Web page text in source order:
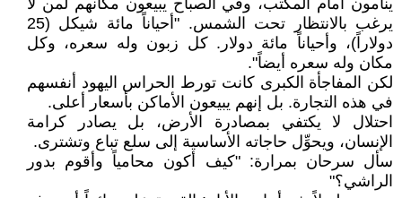
ينامون أمام المكتب، وفي الصباح يبيعون مكانهم لمن لا
يرغب بالانتظار تحت الشمس. "أحياناً مائة شيكل (25
دولاراً)، وأحياناً مائة دولار. كل زبون وله سعره، وكل
مكان وله سعره أيضاً".
لكن المفاجأة الكبرى كانت تورط الحراس اليهود أنفسهم
في هذه التجارة. بل إنهم يبيعون الأماكن بأسعار أعلى.
احتلال لا يكتفي بمصادرة الأرض، بل يصادر كرامة
الإنسان، ويحوِّل حاجاته الأساسية إلى سلع تباع وتشترى.
سأل سرحان بمرارة: "كيف أكون محامياً وأقوم بدور
الراشي؟"